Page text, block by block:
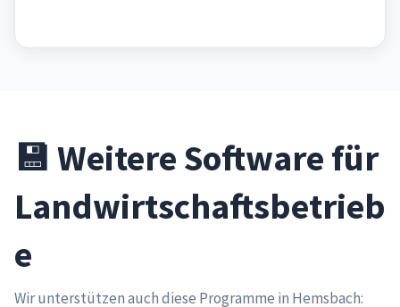
💾 Weitere Software für
Landwirtschaftsbetrieb
e
Wir unterstützen auch diese Programme in Hemsbach: